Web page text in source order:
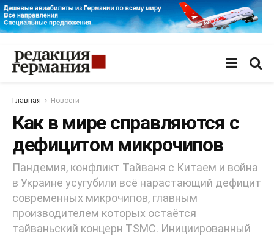
Главная Новости
Как в мире справляются с
дефицитом микрочипов
Пандемия, конфликт Тайваня с Китаем и война
в Украине усугубили всё нарастающий дефицит
современных микрочипов, главным
производителем которых остаётся
тайваньский концерн TSMC. Инициированный